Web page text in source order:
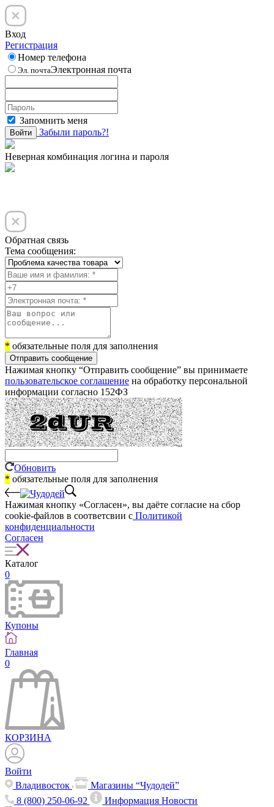
Вход
Регистрация
Номер телефона
Эл. почтаЭлектронная почта
Запомнить меня
Войти Забыли пароль?!
Неверная комбинация логина и пароля
Обратная связь
Тема сообщения:
* обязательные поля для заполнения
Отправить сообщение
Нажимая кнопку “Отправить сообщение” вы принимаете
пользовательское соглашение на обработку персональной
информации согласно 152ФЗ
Обновить
* обязательные поля для заполнения
Нажимая кнопку «Согласен», вы даёте cогласие на сбор
cookie-файлов в соответсвии с Политикой
конфиденциальности
Согласен
Каталог
0
Купоны
Главная
0
КОРЗИНА
Войти
Владивосток
Магазины “Чудодей”
8 (800) 250-06-92
ИнформацияНовости